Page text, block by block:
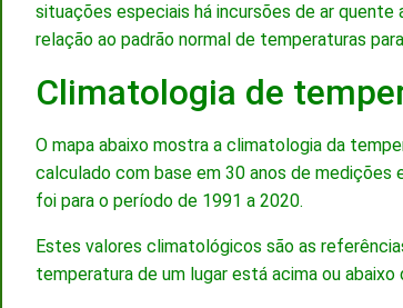
situações especiais há incursões de ar
relação ao padrão normal de temperaturas
Climatologia de
O mapa abaixo mostra a climatologia da
calculado com base em 30 anos de
foi para o período de 1991 a 2020.
Estes valores climatológicos são as
temperatura de um lugar está acima ou abaixo